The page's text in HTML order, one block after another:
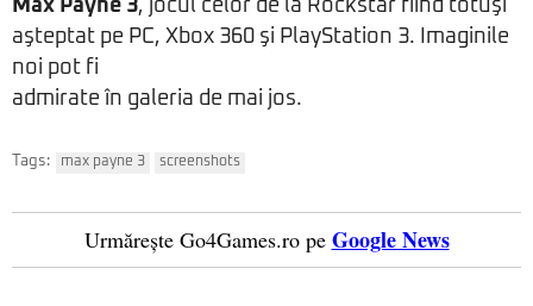
Max Payne 3, jocul celor de la Rockstar fiind totuşi
aşteptat pe PC, Xbox 360 şi PlayStation 3. Imaginile
noi pot fi
admirate în galeria de mai jos.
Tags: max payne 3 screenshots
Urmărește Go4Games.ro pe Google News